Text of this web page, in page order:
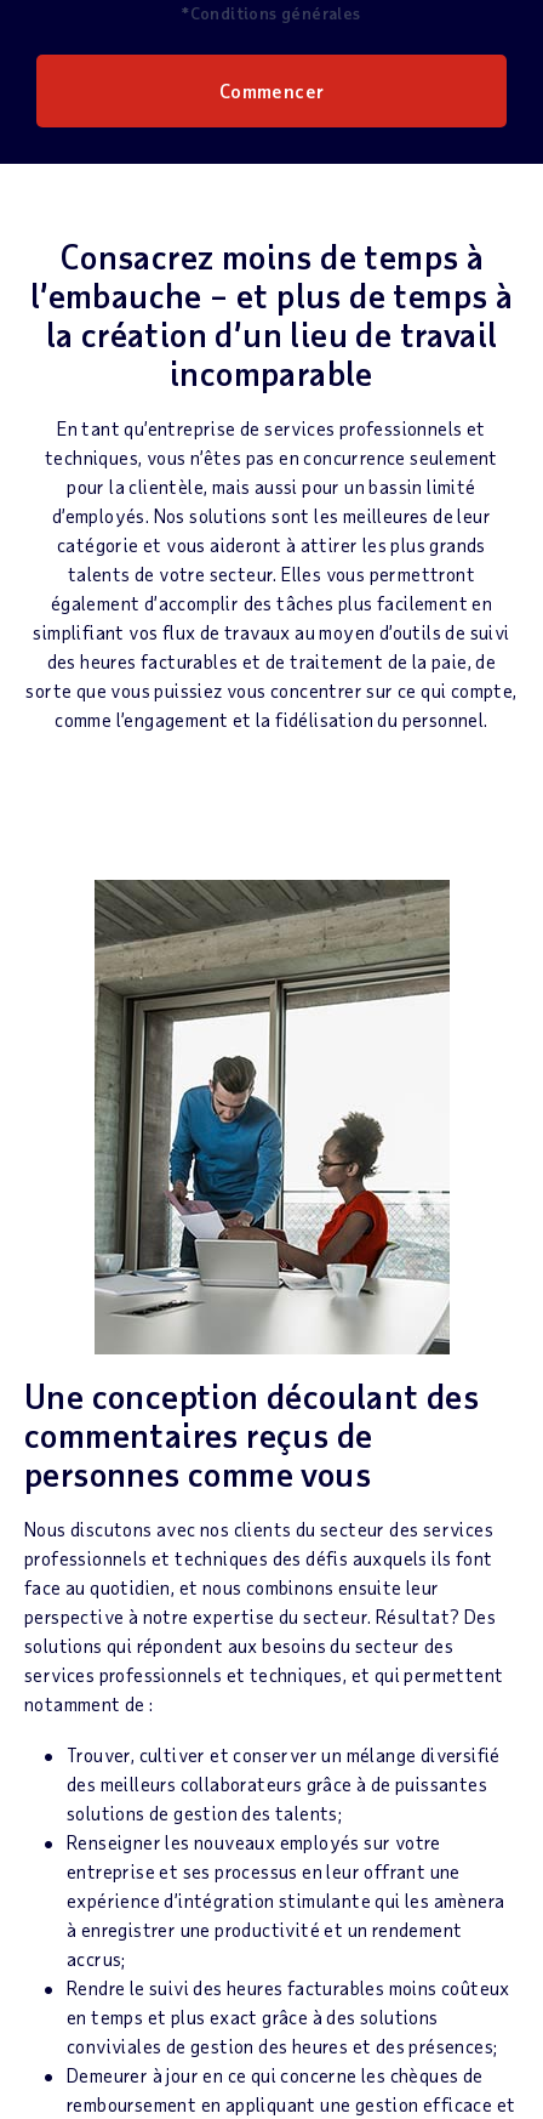
*Conditions générales
Commencer
Consacrez moins de temps à
l’embauche – et plus de temps à
la création d’un lieu de travail
incomparable
En tant qu’entreprise de services professionnels et
techniques, vous n’êtes pas en concurrence seulement
pour la clientèle, mais aussi pour un bassin limité
d’employés. Nos solutions sont les meilleures de leur
catégorie et vous aideront à attirer les plus grands
talents de votre secteur. Elles vous permettront
également d’accomplir des tâches plus facilement en
simplifiant vos flux de travaux au moyen d’outils de suivi
des heures facturables et de traitement de la paie, de
sorte que vous puissiez vous concentrer sur ce qui compte,
comme l’engagement et la fidélisation du personnel.
Une conception découlant des
commentaires reçus de
personnes comme vous
Nous discutons avec nos clients du secteur des services
professionnels et techniques des défis auxquels ils font
face au quotidien, et nous combinons ensuite leur
perspective à notre expertise du secteur. Résultat? Des
solutions qui répondent aux besoins du secteur des
services professionnels et techniques, et qui permettent
notamment de :
Trouver, cultiver et conserver un mélange diversifié
des meilleurs collaborateurs grâce à de puissantes
solutions de gestion des talents;
Renseigner les nouveaux employés sur votre
entreprise et ses processus en leur offrant une
expérience d’intégration stimulante qui les amènera
à enregistrer une productivité et un rendement
accrus;
Rendre le suivi des heures facturables moins coûteux
en temps et plus exact grâce à des solutions
conviviales de gestion des heures et des présences;
Demeurer à jour en ce qui concerne les chèques de
remboursement en appliquant une gestion efficace et